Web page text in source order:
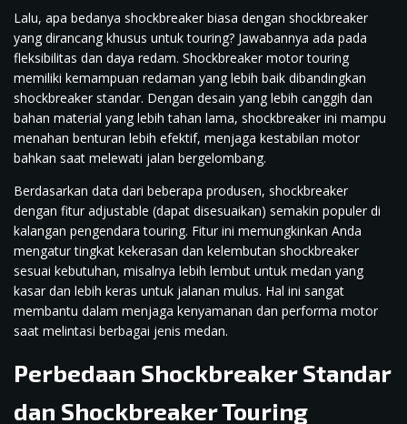
Lalu, apa bedanya shockbreaker biasa dengan shockbreaker
yang dirancang khusus untuk touring? Jawabannya ada pada
fleksibilitas dan daya redam. Shockbreaker motor touring
memiliki kemampuan redaman yang lebih baik dibandingkan
shockbreaker standar. Dengan desain yang lebih canggih dan
bahan material yang lebih tahan lama, shockbreaker ini mampu
menahan benturan lebih efektif, menjaga kestabilan motor
bahkan saat melewati jalan bergelombang.
Berdasarkan data dari beberapa produsen, shockbreaker
dengan fitur adjustable (dapat disesuaikan) semakin populer di
kalangan pengendara touring. Fitur ini memungkinkan Anda
mengatur tingkat kekerasan dan kelembutan shockbreaker
sesuai kebutuhan, misalnya lebih lembut untuk medan yang
kasar dan lebih keras untuk jalanan mulus. Hal ini sangat
membantu dalam menjaga kenyamanan dan performa motor
saat melintasi berbagai jenis medan.
Perbedaan Shockbreaker Standar
dan Shockbreaker Touring